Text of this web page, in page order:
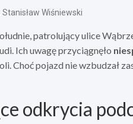
Stanisław Wiśniewski
patrolujący ulice
Ich uwagę przyciągnęło
Choć pojazd nie wzbudzał
odkrycia